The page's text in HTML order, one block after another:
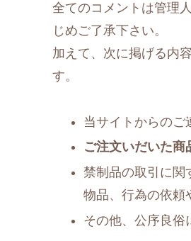
全てのコメントは管理
じめご了承下さい。
加えて、次に掲げる内
す。
当サイトからのご
ご注文いだいた商
禁制品の取引に関
物品、行為の依頼
その他、公序良俗